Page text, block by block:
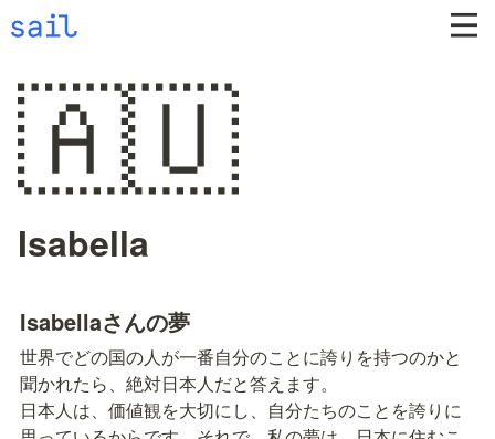
🇦🇺
Isabella
Isabellaさんの夢
世界でどの国の人が一番自分のことに誇りを持つのかと
聞かれたら、絶対日本人だと答えます。
日本人は、価値観を大切にし、自分たちのことを誇りに